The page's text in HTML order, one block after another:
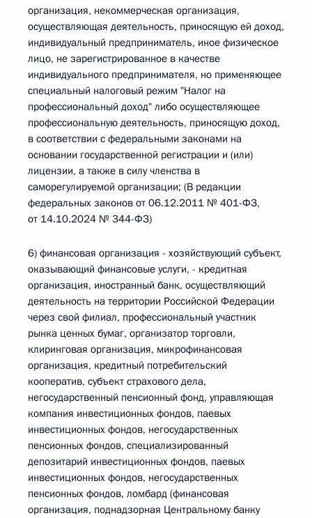
организация, некоммерческая организация,
осуществляющая деятельность, приносящую ей доход,
индивидуальный предприниматель, иное физическое
лицо, не зарегистрированное в качестве
индивидуального предпринимателя, но применяющее
специальный налоговый режим "Налог на
профессиональный доход" либо осуществляющее
профессиональную деятельность, приносящую доход,
в соответствии с федеральными законами на
основании государственной регистрации и (или)
лицензии, а также в силу членства в
саморегулируемой организации; (В редакции
федеральных законов от 06.12.2011 № 401-ФЗ,
от 14.10.2024 № 344-ФЗ)
6) финансовая организация - хозяйствующий субъект,
оказывающий финансовые услуги, - кредитная
организация, иностранный банк, осуществляющий
деятельность на территории Российской Федерации
через свой филиал, профессиональный участник
рынка ценных бумаг, организатор торговли,
клиринговая организация, микрофинансовая
организация, кредитный потребительский
кооператив, субъект страхового дела,
негосударственный пенсионный фонд, управляющая
компания инвестиционных фондов, паевых
инвестиционных фондов, негосударственных
пенсионных фондов, специализированный
депозитарий инвестиционных фондов, паевых
инвестиционных фондов, негосударственных
пенсионных фондов, ломбард (финансовая
организация, поднадзорная Центральному банку